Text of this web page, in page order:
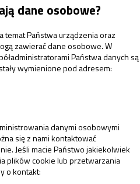
dane osobowe?
temat Państwa urządzenia oraz
zawierać dane osobowe. W
Państwa danych są
wymienione pod adresem:
danymi osobowymi
się z nami kontaktować
Jeśli macie Państwo jakiekolwiek
plików cookie lub przetwarzania
o kontakt: